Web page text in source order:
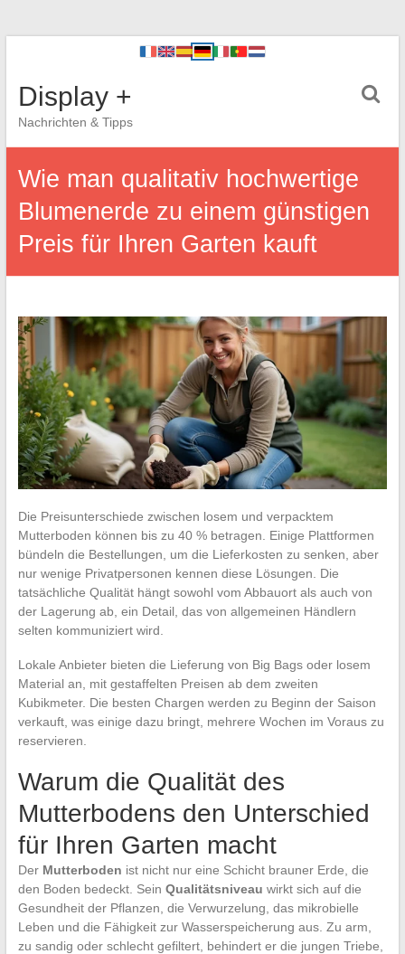
Display +
Nachrichten & Tipps
Wie man qualitativ hochwertige
Blumenerde zu einem günstigen
Preis für Ihren Garten kauft
Die Preisunterschiede zwischen losem und verpacktem
Mutterboden können bis zu 40 % betragen. Einige Plattformen
bündeln die Bestellungen, um die Lieferkosten zu senken, aber
nur wenige Privatpersonen kennen diese Lösungen. Die
tatsächliche Qualität hängt sowohl vom Abbauort als auch von
der Lagerung ab, ein Detail, das von allgemeinen Händlern
selten kommuniziert wird.
Lokale Anbieter bieten die Lieferung von Big Bags oder losem
Material an, mit gestaffelten Preisen ab dem zweiten
Kubikmeter. Die besten Chargen werden zu Beginn der Saison
verkauft, was einige dazu bringt, mehrere Wochen im Voraus zu
reservieren.
Warum die Qualität des
Mutterbodens den Unterschied
für Ihren Garten macht
Der Mutterboden ist nicht nur eine Schicht brauner Erde, die
den Boden bedeckt. Sein Qualitätsniveau wirkt sich auf die
Gesundheit der Pflanzen, die Verwurzelung, das mikrobielle
Leben und die Fähigkeit zur Wasserspeicherung aus. Zu arm,
zu sandig oder schlecht gefiltert, behindert er die jungen Triebe,